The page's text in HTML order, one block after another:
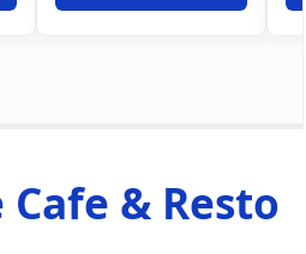
& Resto